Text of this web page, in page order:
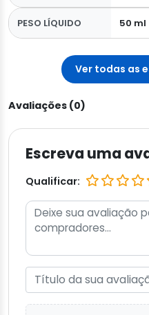
PESO LÍQUIDO 50 ml
Ver todas as
Avaliações (0)
Escreva uma
Qualificar: